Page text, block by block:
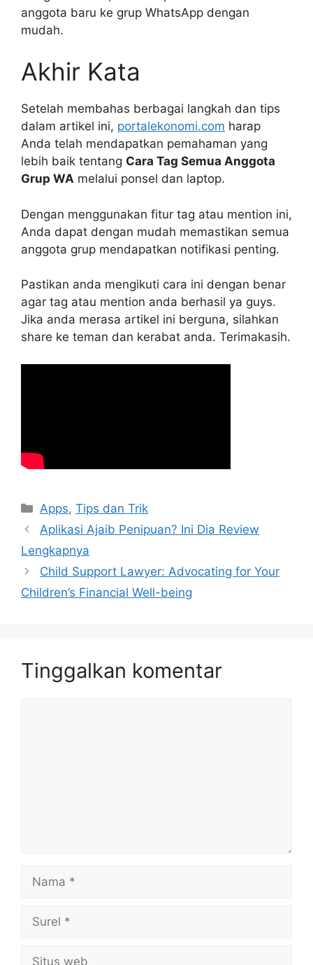
anggota baru ke grup WhatsApp dengan
mudah.
Akhir Kata
Setelah membahas berbagai langkah dan tips
dalam artikel ini, portalekonomi.com harap
Anda telah mendapatkan pemahaman yang
lebih baik tentang Cara Tag Semua Anggota
Grup WA melalui ponsel dan laptop.
Dengan menggunakan fitur tag atau mention ini,
Anda dapat dengan mudah memastikan semua
anggota grup mendapatkan notifikasi penting.
Pastikan anda mengikuti cara ini dengan benar
agar tag atau mention anda berhasil ya guys.
Jika anda merasa artikel ini berguna, silahkan
share ke teman dan kerabat anda. Terimakasih.
Kategori
Apps,Tips dan Trik
Aplikasi Ajaib Penipuan? Ini Dia Review
Lengkapnya
Child Support Lawyer: Advocating for Your
Children’s Financial Well-being
Tinggalkan komentar